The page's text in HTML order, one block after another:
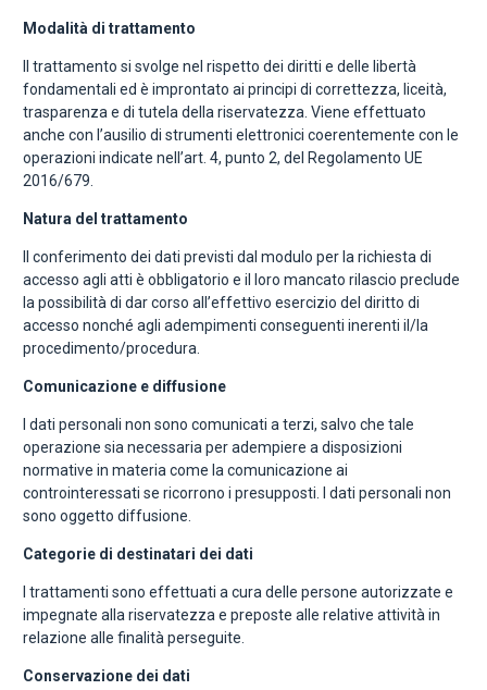
Modalità di trattamento
Il trattamento si svolge nel rispetto dei diritti e delle libertà
fondamentali ed è improntato ai principi di correttezza, liceità,
trasparenza e di tutela della riservatezza. Viene effettuato
anche con l’ausilio di strumenti elettronici coerentemente con le
operazioni indicate nell’art. 4, punto 2, del Regolamento UE
2016/679.
Natura del trattamento
Il conferimento dei dati previsti dal modulo per la richiesta di
accesso agli atti è obbligatorio e il loro mancato rilascio preclude
la possibilità di dar corso all’effettivo esercizio del diritto di
accesso nonché agli adempimenti conseguenti inerenti il/la
procedimento/procedura.
Comunicazione e diffusione
I dati personali non sono comunicati a terzi, salvo che tale
operazione sia necessaria per adempiere a disposizioni
normative in materia come la comunicazione ai
controinteressati se ricorrono i presupposti. I dati personali non
sono oggetto diffusione.
Categorie di destinatari dei dati
I trattamenti sono effettuati a cura delle persone autorizzate e
impegnate alla riservatezza e preposte alle relative attività in
relazione alle finalità perseguite.
Conservazione dei dati